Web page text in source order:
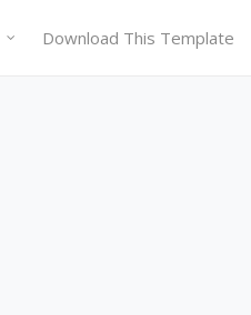
Download This Template